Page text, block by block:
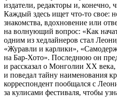
издатели, редакторы и, конечно,
Каждый здесь ищет что-то свое:
знакомства, вдохновение или
на волнующий вопрос: «Как
одним из хедлайнеров стал
«Журавли и карлики»,
на Бар-Хото». Последнюю он
и рассказал о Монголии XX века,
и поведал тайну наименования
корреспондент пообщался с
за кулисами фестиваля, чтобы